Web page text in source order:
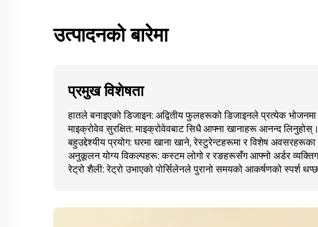
उत्पादनको बारेमा
प्रमुख विशेषता
हातले बनाइएको डिजाइन: अद्वितीय फुलहरूको डिजाइनले प्रत्येक
माइक्रोवेव सुरक्षित: माइक्रोवेवबाट सिधै आफ्ना खानाहरू आनन्द लिनुहोस्।
बहुउद्देश्यीय प्रयोग: घरमा खाना खाने, रेस्टुरेन्टहरूमा र विशेष अवसरहरूका
अनुकूलन योग्य विकल्पहरू: कस्टम लोगो र रङहरूसँग आफ्नो अर्डर
रेट्रो शैली: रेट्रो उभाएको पोर्सिलेनले पुरानो समयको आकर्षणको स्पर्श